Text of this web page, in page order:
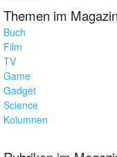
Themen im
Buch
Film
TV
Game
Gadget
Science
Kolumnen